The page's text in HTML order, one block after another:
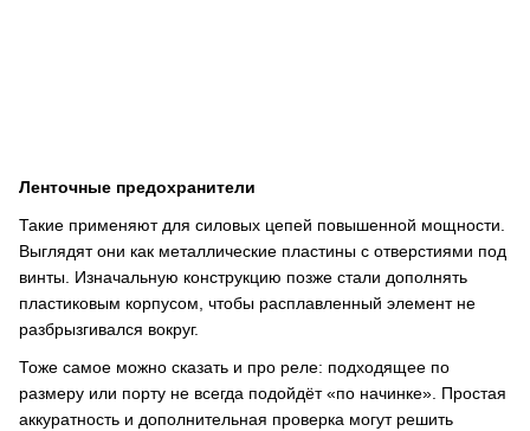
Ленточные предохранители
Такие применяют для силовых цепей повышенной мощности.
Выглядят они как металлические пластины с отверстиями под
винты. Изначальную конструкцию позже стали дополнять
пластиковым корпусом, чтобы расплавленный элемент не
разбрызгивался вокруг.
Тоже самое можно сказать и про реле: подходящее по
размеру или порту не всегда подойдёт «по начинке». Простая
аккуратность и дополнительная проверка могут решить